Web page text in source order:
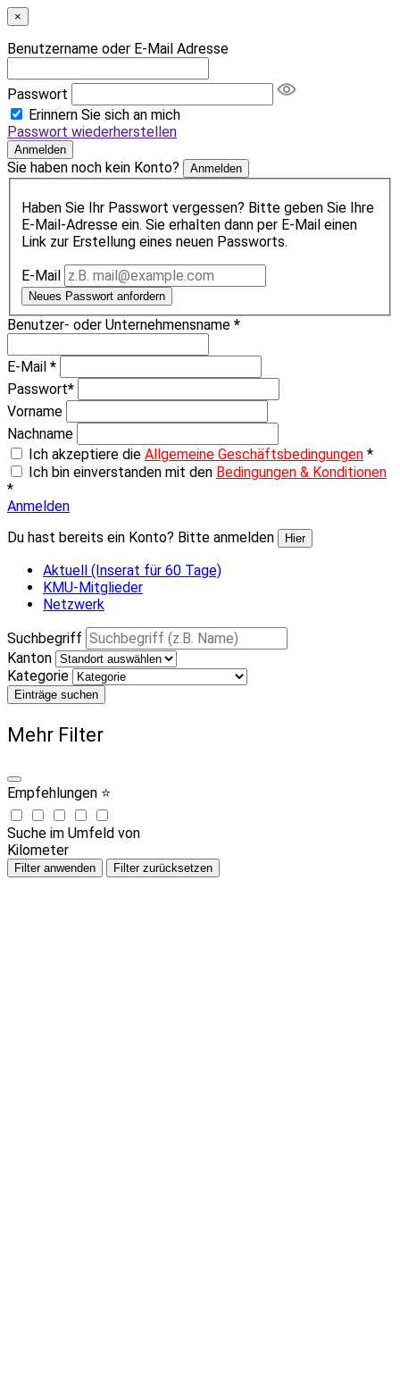
×
Benutzername oder E-Mail Adresse
Passwort
Erinnern Sie sich an mich
Passwort wiederherstellen
Anmelden
Sie haben noch kein Konto? Anmelden
Haben Sie Ihr Passwort vergessen? Bitte geben Sie Ihre
E-Mail-Adresse ein. Sie erhalten dann per E-Mail einen
Link zur Erstellung eines neuen Passworts.
E-Mail
Neues Passwort anfordern
Benutzer- oder Unternehmensname *
E-Mail *
Passwort*
Vorname
Nachname
Ich akzeptiere die Allgemeine Geschäftsbedingungen *
Ich bin einverstanden mit den Bedingungen & Konditionen
*
Anmelden
Du hast bereits ein Konto? Bitte anmelden
Hier
Aktuell (Inserat für 60 Tage)
KMU-Mitglieder
Netzwerk
Suchbegriff
Kanton
Kategorie
Einträge suchen
Mehr Filter
Empfehlungen ⭐
Suche im Umfeld von
Kilometer
Filter anwenden Filter zurücksetzen